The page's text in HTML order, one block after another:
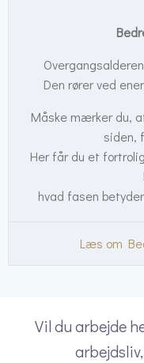
Den rører ved
Måske mærker du,
siden,
Her får du et
hvad fasen
Læs om
Vil du arbejde